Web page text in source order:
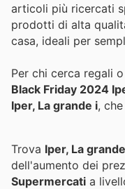
articoli più ricercati
prodotti di alta
casa, ideali per
Per chi cerca regali
Black Friday 2024
Iper, La grande i,
Trova Iper, La
dell'aumento dei
Supermercati a